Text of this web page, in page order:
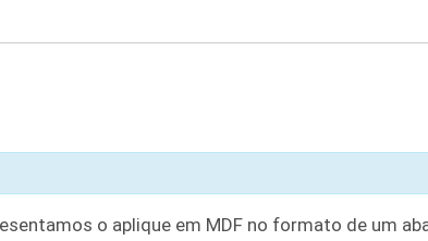
o aplique em MDF no formato de um